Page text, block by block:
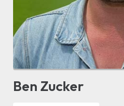
Ben Zucker